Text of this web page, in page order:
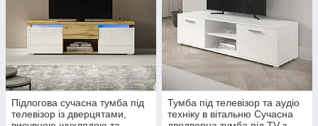
Підлогова сучасна тумба під
телевізор із дверцятами,
Тумба під телевізор та аудіо
техніку в вітальню Сучасна